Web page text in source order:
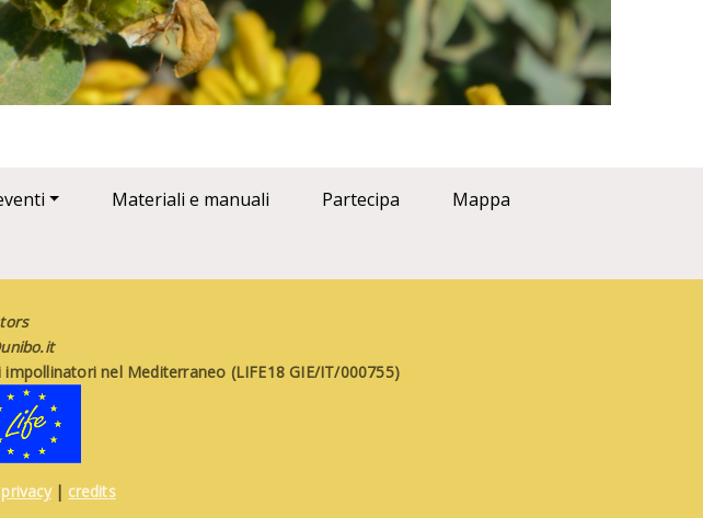
Materiali e manuali Partecipa
Mappa
nel Mediterraneo (LIFE18 GIE/IT/000755)
privacy| credits